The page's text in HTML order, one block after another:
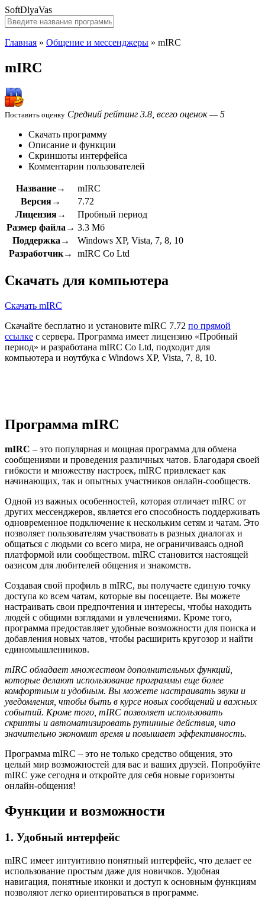
SoftDlyaVas
Главная » Общение и мессенджеры » mIRC
mIRC
Поставить оценку Средний рейтинг 3.8, всего оценок — 5
Скачать программу
Описание и функции
Скриншоты интерфейса
Комментарии пользователей
Название→
mIRC
Версия→
7.72
Лицензия→
Пробный период
Размер файла→ 3.3 Мб
Поддержка→
Windows XP, Vista, 7, 8, 10
Разработчик→
mIRC Co Ltd
Скачать для компьютера
Скачать mIRC
Скачайте бесплатно и установите mIRC 7.72 по прямой
ссылке с сервера. Программа имеет лицензию «Пробный
период» и разработана mIRC Co Ltd, подходит для
компьютера и ноутбука с Windows XP, Vista, 7, 8, 10.
Программа mIRC
mIRC – это популярная и мощная программа для обмена
сообщениями и проведения различных чатов. Благодаря своей
гибкости и множеству настроек, mIRC привлекает как
начинающих, так и опытных участников онлайн-сообществ.
Одной из важных особенностей, которая отличает mIRC от
других мессенджеров, является его способность поддерживать
одновременное подключение к нескольким сетям и чатам. Это
позволяет пользователям участвовать в разных диалогах и
общаться с людьми со всего мира, не ограничиваясь одной
платформой или сообществом. mIRC становится настоящей
оазисом для любителей общения и знакомств.
Создавая свой профиль в mIRC, вы получаете единую точку
доступа ко всем чатам, которые вы посещаете. Вы можете
настраивать свои предпочтения и интересы, чтобы находить
людей с общими взглядами и увлечениями. Кроме того,
программа предоставляет удобные возможности для поиска и
добавления новых чатов, чтобы расширить кругозор и найти
единомышленников.
mIRC обладает множеством дополнительных функций,
которые делают использование программы еще более
комфортным и удобным. Вы можете настраивать звуки и
уведомления, чтобы быть в курсе новых сообщений и важных
событий. Кроме того, mIRC позволяет использовать
скрипты и автоматизировать рутинные действия, что
значительно экономит время и повышает эффективность.
Программа mIRC – это не только средство общения, это
целый мир возможностей для вас и ваших друзей. Попробуйте
mIRC уже сегодня и откройте для себя новые горизонты
онлайн-общения!
Функции и возможности
1. Удобный интерфейс
mIRC имеет интуитивно понятный интерфейс, что делает ее
использование простым даже для новичков. Удобная
навигация, понятные иконки и доступ к основным функциям
позволяют легко ориентироваться в программе.